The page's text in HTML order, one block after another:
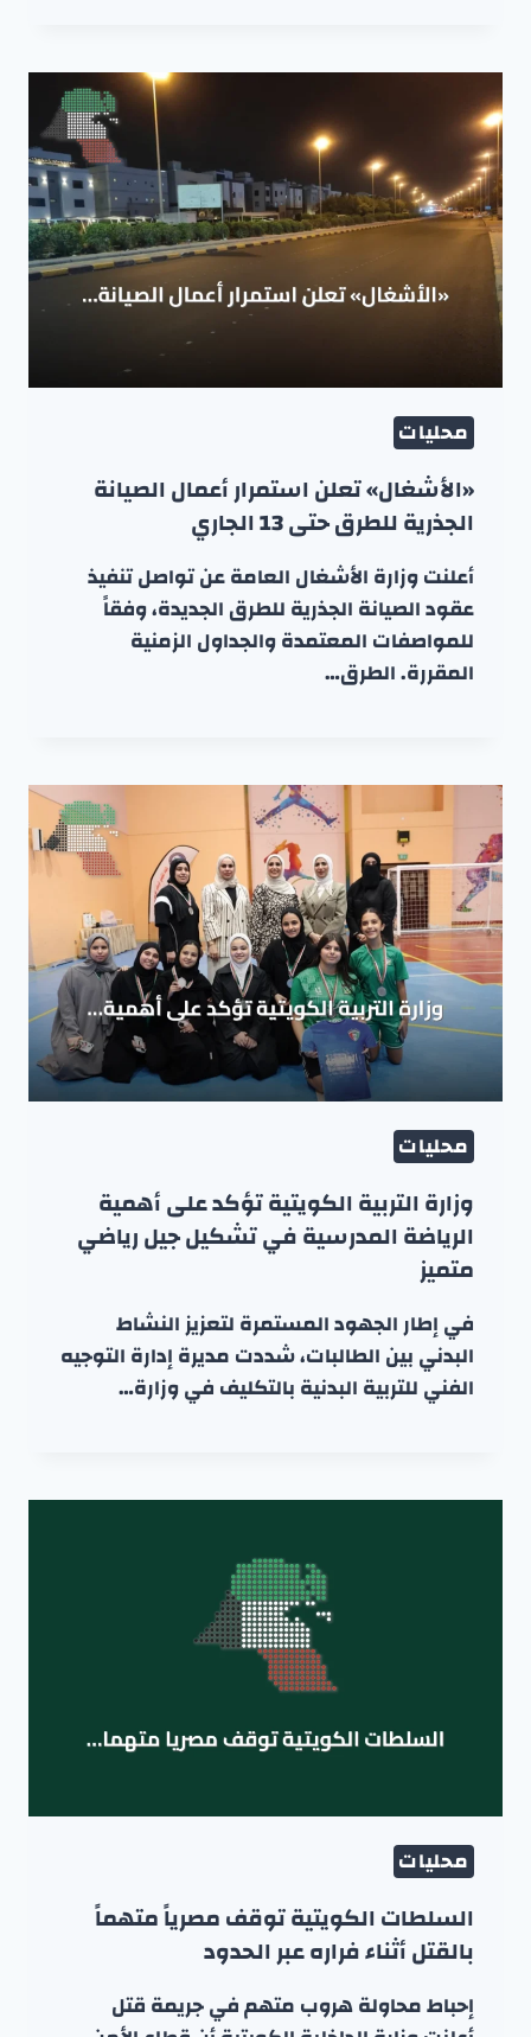
محليات
«الأشغال» تعلن استمرار أعمال الصيانة
الجذرية للطرق حتى 13 الجاري
أعلنت وزارة الأشغال العامة عن تواصل تنفيذ
عقود الصيانة الجذرية للطرق الجديدة، وفقاً
للمواصفات المعتمدة والجداول الزمنية
المقررة. الطرق…
محليات
وزارة التربية الكويتية تؤكد على أهمية
الرياضة المدرسية في تشكيل جيل رياضي
متميز
في إطار الجهود المستمرة لتعزيز النشاط
البدني بين الطالبات، شددت مديرة إدارة التوجيه
الفني للتربية البدنية بالتكليف في وزارة…
محليات
السلطات الكويتية توقف مصرياً متهماً
بالقتل أثناء فراره عبر الحدود
إحباط محاولة هروب متهم في جريمة قتل